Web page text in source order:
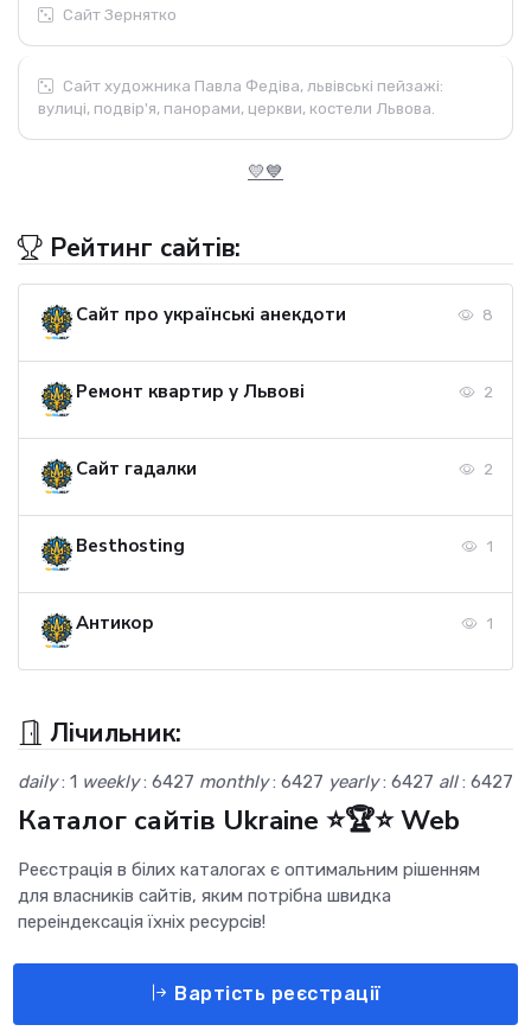
Сайт Зернятко
Сайт художника Павла Федіва, львівські пейзажі:
вулиці, подвір'я, панорами, церкви, костели Львова.
💛💙
Рейтинг сайтів:
Сайт про українські анекдоти 8
Ремонт квартир у Львові 2
Сайт гадалки 2
Besthosting 1
Антикор 1
Лічильник:
daily: 1 weekly: 6427 monthly: 6427 yearly: 6427 all: 6427
Каталог сайтів Ukraine ⭐🏆⭐ Web
Реєстрація в білих каталогах є оптимальним рішенням
для власників сайтів, яким потрібна швидка
переіндексація їхніх ресурсів!
Вартість реєстрації